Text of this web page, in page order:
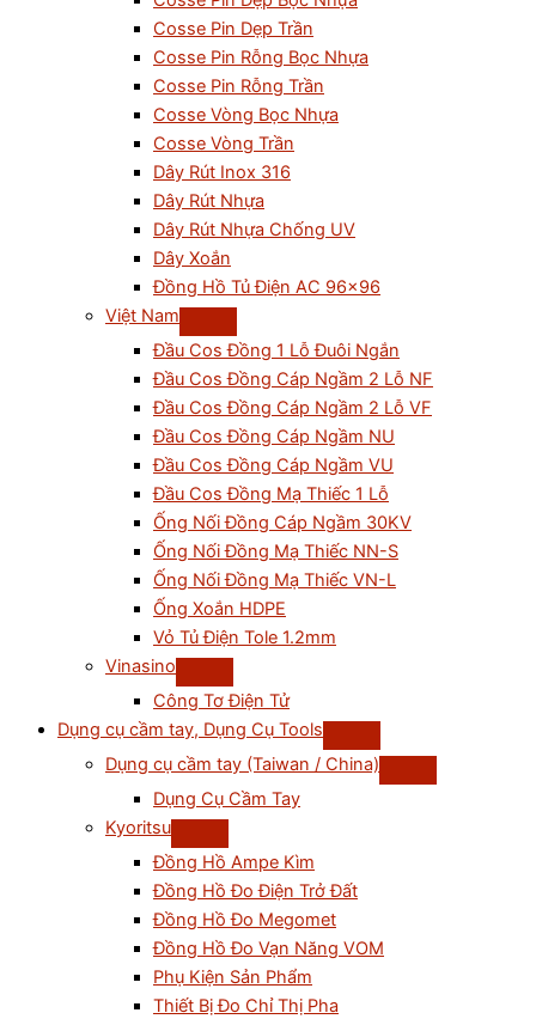
Cosse Pin Dẹp Trần
Cosse Pin Rỗng Bọc Nhựa
Cosse Pin Rỗng Trần
Cosse Vòng Bọc Nhựa
Cosse Vòng Trần
Dây Rút Inox 316
Dây Rút Nhựa
Dây Rút Nhựa Chống UV
Dây Xoắn
Đồng Hồ Tủ Điện AC 96×96
Việt Nam
Đầu Cos Đồng 1 Lỗ Đuôi Ngắn
Đầu Cos Đồng Cáp Ngầm 2 Lỗ NF
Đầu Cos Đồng Cáp Ngầm 2 Lỗ VF
Đầu Cos Đồng Cáp Ngầm NU
Đầu Cos Đồng Cáp Ngầm VU
Đầu Cos Đồng Mạ Thiếc 1 Lỗ
Ống Nối Đồng Cáp Ngầm 30KV
Ống Nối Đồng Mạ Thiếc NN-S
Ống Nối Đồng Mạ Thiếc VN-L
Ống Xoắn HDPE
Vỏ Tủ Điện Tole 1.2mm
Vinasino
Công Tơ Điện Tử
Dụng cụ cầm tay, Dụng Cụ Tools
Dụng cụ cầm tay (Taiwan / China)
Dụng Cụ Cầm Tay
Kyoritsu
Đồng Hồ Ampe Kìm
Đồng Hồ Đo Điện Trở Đất
Đồng Hồ Đo Megomet
Đồng Hồ Đo Vạn Năng VOM
Phụ Kiện Sản Phẩm
Thiết Bị Đo Chỉ Thị Pha